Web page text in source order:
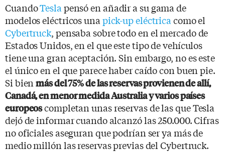
CuandoTesla pensó en añadir a su gama de
modelos eléctricos una pick-up eléctrica como el
Cybertruck, pensaba sobre todo en el mercado de
Estados Unidos, en el que este tipo de vehículos
tiene una gran aceptación. Sin embargo, no es este
el único en el que parece haber caído con buen pie.
Si bienmás del 75% de las reservas provienen de allí,
Canadá, en menor medida Australia y varios países
europeoscompletan unas reservas de las que Tesla
dejó de informar cuando alcanzó las 250.000. Cifras
no oficiales aseguran que podrían ser ya más de
medio millón las reservas previas del Cybertruck.